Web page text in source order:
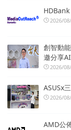
2026/
創智動
邀分享
2026/
ASUSx
2026/
AMD公